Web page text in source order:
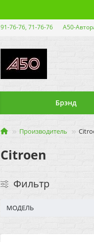
91-76-76, 71-76-76 А50-
Брэнд
Производитель
Citroen
Фильтр
МОДЕЛЬ